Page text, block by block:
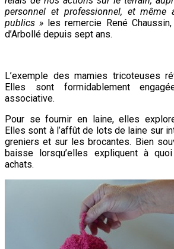
personnel et professionnel, et même
publics » les remercie René
d’Arbollé depuis sept ans.
L’exemple des mamies tricoteuses
Elles sont formidablement
associative.
Pour se fournir en laine, elles
Elles sont à l’affût de lots de laine sur
greniers et sur les brocantes. Bien
baisse lorsqu’elles expliquent à
achats.